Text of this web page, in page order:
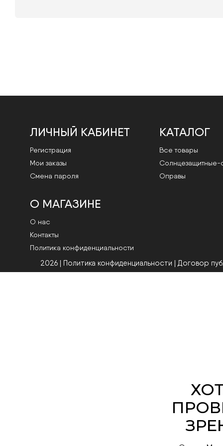
ЛИЧНЫЙ КАБИНЕТ
Регистрация
Мои заказы
Смена пароля
КАТАЛОГ
Все товары
Cолнцезащитные-
Оправы
О МАГАЗИНЕ
О нас
Контакты
Политика конфиденциальности
2026 | Политика конфиденциальности | Договор